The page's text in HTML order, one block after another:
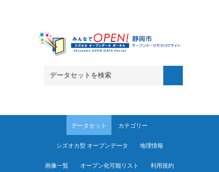
データセット カテゴリー
シズオカ型 オープンデータ 地理情報
画像一覧 オープン化可能リスト 利用規約